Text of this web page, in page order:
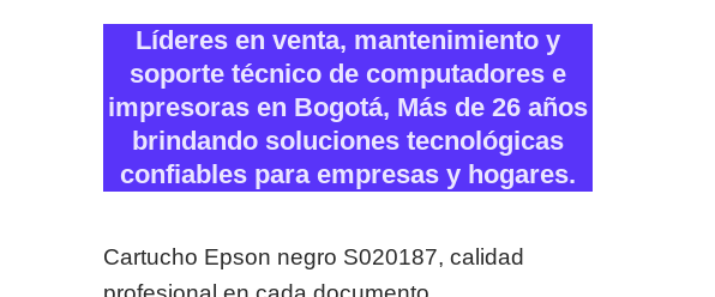
Líderes en venta, mantenimiento y
soporte técnico de computadores e
impresoras en Bogotá, Más de 26 años
brindando soluciones tecnológicas
confiables para empresas y hogares.
Cartucho Epson negro S020187, calidad